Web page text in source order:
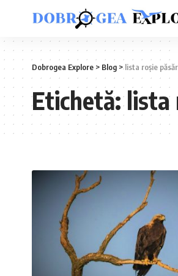
Dobrogea Explore> Blog >lista roșie
Etichetă:lista